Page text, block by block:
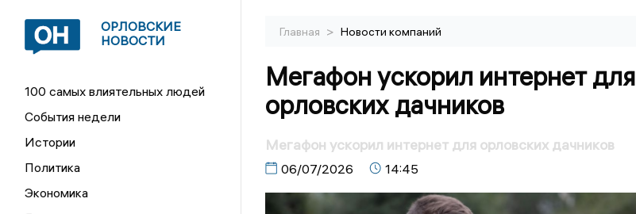
ОРЛОВСКИЕ
НОВОСТИ
100 самых влиятельных людей
События недели
Истории
Политика
Экономика
Главная > Новости компаний
Мегафон ускорил интернет для
орловских дачников
Мегафон ускорил интернет для орловских дачников
06/07/2026 14:45